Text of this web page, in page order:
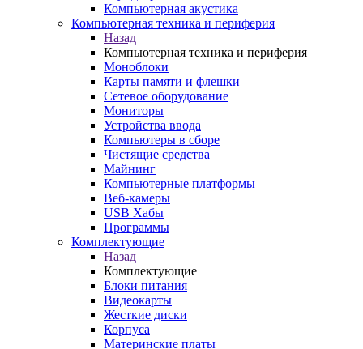
Компьютерная акустика
Компьютерная техника и периферия
Назад
Компьютерная техника и периферия
Моноблоки
Карты памяти и флешки
Сетевое оборудование
Мониторы
Устройства ввода
Компьютеры в сборе
Чистящие средства
Майнинг
Компьютерные платформы
Веб-камеры
USB Хабы
Программы
Комплектующие
Назад
Комплектующие
Блоки питания
Видеокарты
Жесткие диски
Корпуса
Материнские платы